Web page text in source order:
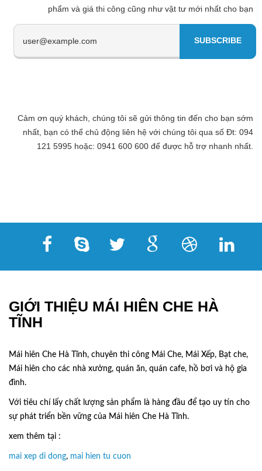
phẩm và giá thi công cũng như vật tư mới nhất cho bạn
Cảm ơn quý khách, chúng tôi sẽ gửi thông tin đến cho bạn sớm
nhất, bạn có thể chủ động liên hệ với chúng tôi qua số Đt: 094
121 5995 hoặc: 0941 600 600 để được hỗ trợ nhanh nhất.
GIỚI THIỆU MÁI HIÊN CHE HÀ
TĨNH
Mái hiên Che Hà Tĩnh, chuyên thi công Mái Che, Mái Xếp, Bạt che,
Mái hiên cho các nhà xưởng, quán ăn, quán cafe, hồ bơi và hộ gia
đình.
Với tiêu chí lấy chất lượng sản phẩm là hàng đầu để tạo uy tín cho
sự phát triển bền vững của Mái hiên Che Hà Tĩnh.
xem thêm tại :
mai xep di dong, mai hien tu cuon